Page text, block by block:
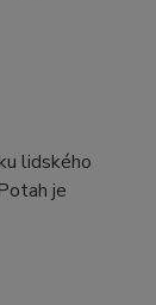
lidského
je